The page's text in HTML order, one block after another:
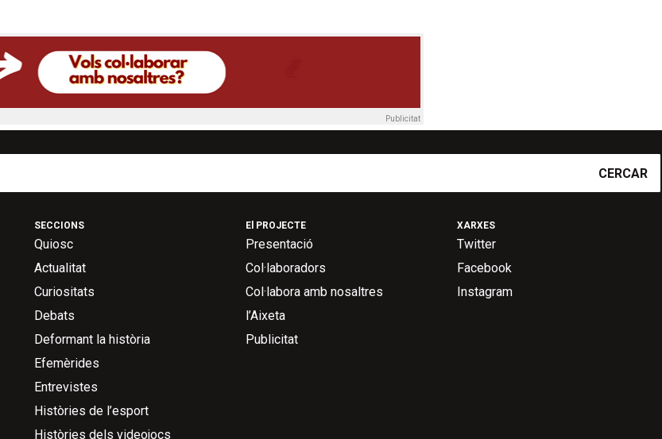
Publicitat
CERCAR
SECCIONS
Quiosc
Actualitat
Curiositats
Debats
Deformant la història
Efemèrides
Entrevistes
Històries de l’esport
Històries dels videojocs
El PROJECTE
Presentació
Col·laboradors
Col·labora amb nosaltres
l’Aixeta
Publicitat
XARXES
Twitter
Facebook
Instagram